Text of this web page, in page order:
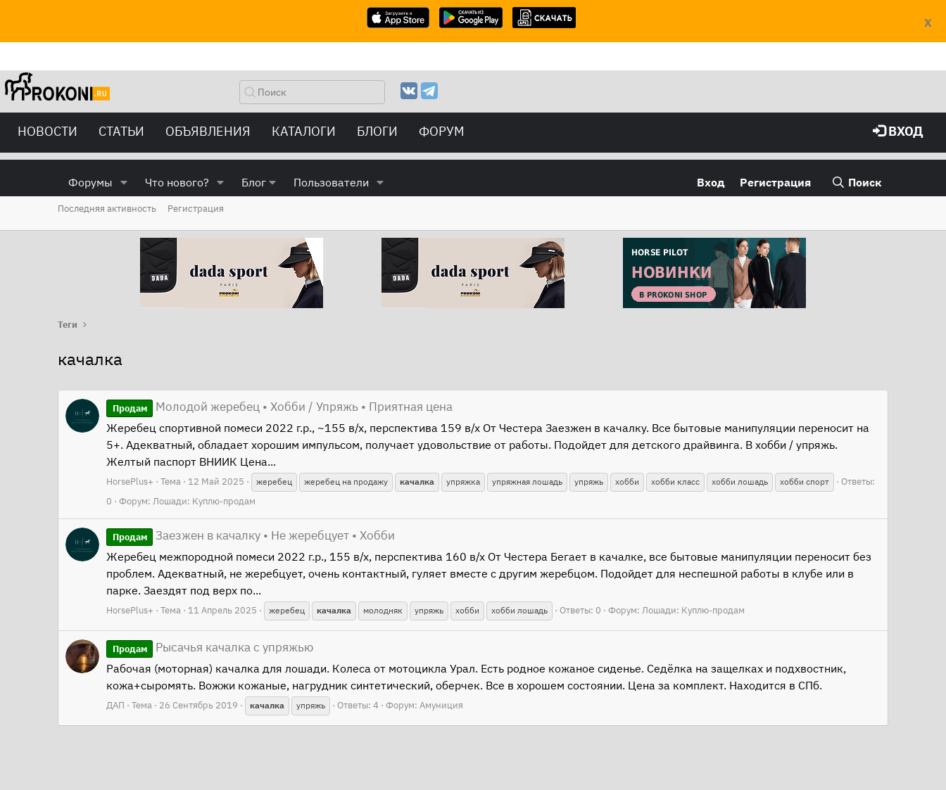
X
НОВОСТИ СТАТЬИ ОБЪЯВЛЕНИЯ КАТАЛОГИ БЛОГИ ФОРУМ ВХОД
Форумы Что нового? Блог Пользователи Вход Регистрация Поиск
Последняя активность Регистрация
Теги
качалка
Продам Молодой жеребец • Хобби / Упряжь • Приятная цена
Жеребец спортивной помеси 2022 г.р., ~155 в/х, перспектива 159 в/х От Честера Заезжен в качалку. Все бытовые манипуляции переносит на
5+. Адекватный, обладает хорошим импульсом, получает удовольствие от работы. Подойдет для детского драйвинга. В хобби / упряжь.
Желтый паспорт ВНИИК Цена...
HorsePlus+ Тема 12 Май 2025 жеребец жеребец на продажу качалка упряжка упряжная лошадь упряжь хобби хобби класс хобби лошадь хобби спорт
Ответы:
0
Форум: Лошади: Куплю-продам
Продам Заезжен в качалку • Не жеребцует • Хобби
Жеребец межпородной помеси 2022 г.р., 155 в/х, перспектива 160 в/х От Честера Бегает в качалке, все бытовые манипуляции переносит без
проблем. Адекватный, не жеребцует, очень контактный, гуляет вместе с другим жеребцом. Подойдет для неспешной работы в клубе или в
парке. Заездят под верх по...
HorsePlus+ Тема 11 Апрель 2025 жеребец качалка молодняк упряжь хобби хобби лошадь Ответы: 0 Форум: Лошади: Куплю-продам
Продам Рысачья качалка с упряжью
Рабочая (моторная) качалка для лошади. Колеса от мотоцикла Урал. Есть родное кожаное сиденье. Седёлка на защелках и подхвостник,
кожа+сыромять. Вожжи кожаные, нагрудник синтетический, оберчек. Все в хорошем состоянии. Цена за комплект. Находится в СПб.
ДАП Тема 26 Сентябрь 2019 качалка упряжь Ответы: 4 Форум: Амуниция